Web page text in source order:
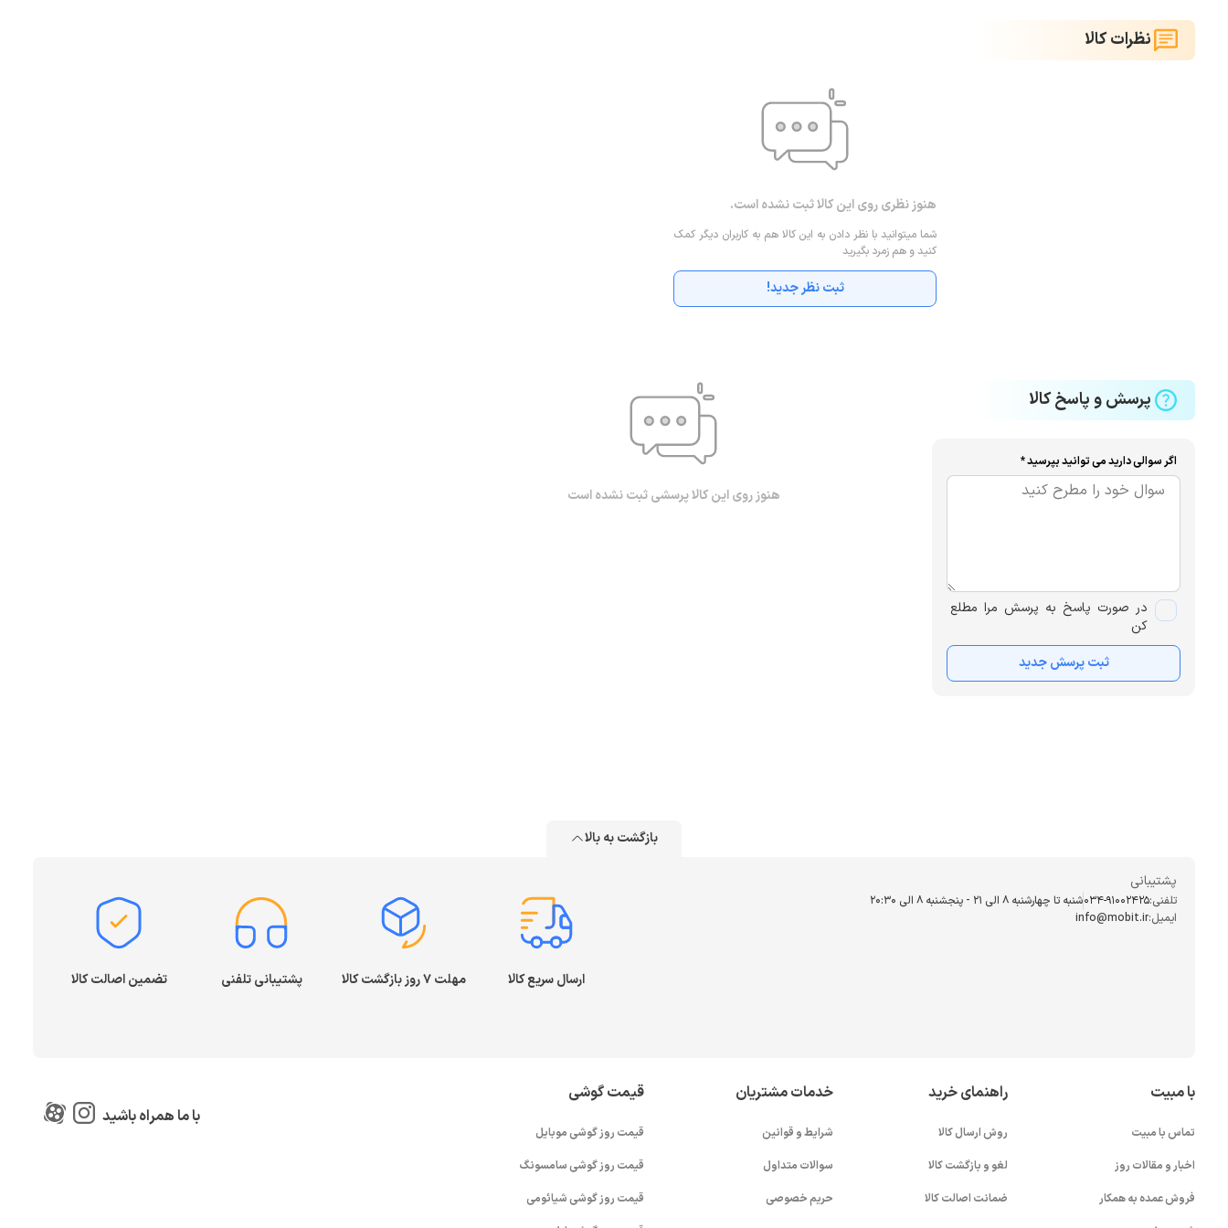
نظرات کالا
هنوز نظری روی این کالا ثبت نشده است.
شما میتوانید با نظر دادن به این کالا هم به کاربران دیگر کمک
کنید و هم زمرد بگیرید
ثبت نظر جدید!
پرسش و پاسخ کالا
اگر سوالی دارید می توانید بپرسید *
در صورت پاسخ به پرسش مرا مطلع
کن
ثبت پرسش جدید
هنوز روی این کالا پرسشی ثبت نشده است
بازگشت به بالا
پشتیبانی
تلفنی:034-91002425شنبه تا چهارشنبه ۸ الی ۲۱ - پنجشنبه 8 الی ۲۰:۳۰
ایمیل:info@mobit.ir
ارسال سریع کالا مهلت ۷ روز بازگشت کالا پشتیبانی تلفنی تضمین اصالت کالا
با مبیت
تماس با مبیت
اخبار و مقالات روز
فروش عمده به همکار
راهنمای خرید
روش ارسال کالا
لغو و بازگشت کالا
ضمانت اصالت کالا
خدمات مشتریان
شرایط و قوانین
سوالات متداول
حریم خصوصی
قیمت گوشی
قیمت روز گوشی موبایل
قیمت روز گوشی سامسونگ
قیمت روز گوشی شیائومی
با ما همراه باشید